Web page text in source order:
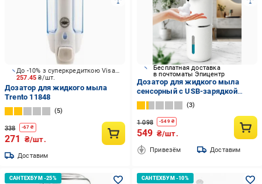
257.45₴/шт.
До -10% з суперкредиткою Visa Вигода
Дозатор для жидкого мыла
Trento 11848
5
338 -67 ₴
271 ₴/шт.
Доставим
Бесплатная доставка
в почтоматы Эпицентр
Дозатор для жидкого мыла
сенсорный с USB-зарядкой
Белый (01-0048)
3
1 098 -549₴
549 ₴/шт.
Привезём Доставим